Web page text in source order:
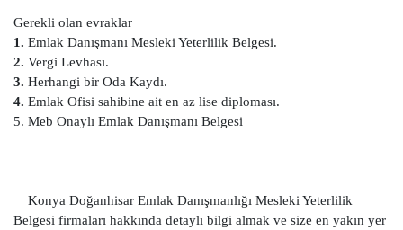
Gerekli olan evraklar
1. Emlak Danışmanı Mesleki Yeterlilik Belgesi.
2. Vergi Levhası.
3. Herhangi bir Oda Kaydı.
4. Emlak Ofisi sahibine ait en az lise diploması.
5. Meb Onaylı Emlak Danışmanı Belgesi
Konya Doğanhisar Emlak Danışmanlığı Mesleki Yeterlilik
Belgesi firmaları hakkında detaylı bilgi almak ve size en yakın yer